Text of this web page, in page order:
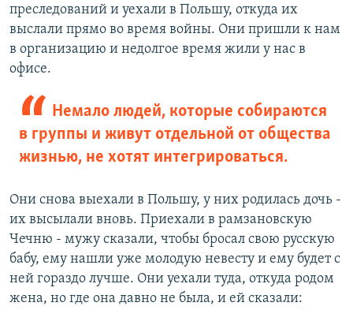
преследований и уехали в Польшу, откуда их
выслали прямо во время войны. Они пришли к нам
в организацию и недолгое время жили у нас в
офисе.
Немало людей, которые собираются
в группы и живут отдельной от общества
жизнью, не хотят интегрироваться.
Они снова выехали в Польшу, у них родилась дочь -
их высылали вновь. Приехали в рамзановскую
Чечню - мужу сказали, чтобы бросал свою русскую
бабу, ему нашли уже молодую невесту и ему будет с
ней гораздо лучше. Они уехали туда, откуда родом
жена, но где она давно не была, и ей сказали: